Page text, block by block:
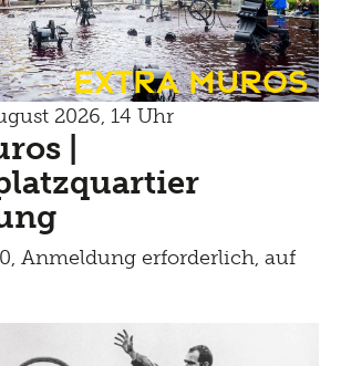
Extra Muros
2026, 14 Uhr
|
Anmeldung erforderlich, auf